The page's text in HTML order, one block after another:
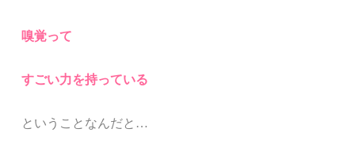
嗅覚って
すごい力を持っている
ということなんだと …